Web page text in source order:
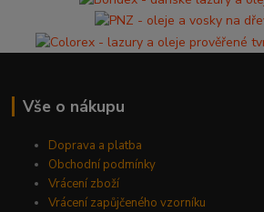
Vše o nákupu
Doprava a platba
Obchodní podmínky
Vrácení zboží
Vrácení zapůjčeného vzorníku